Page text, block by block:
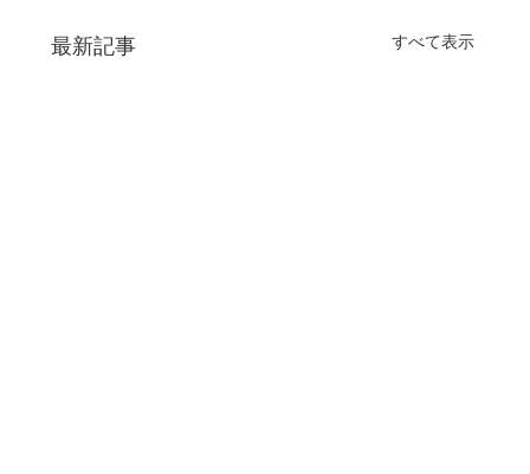
最新記事 すべて表示